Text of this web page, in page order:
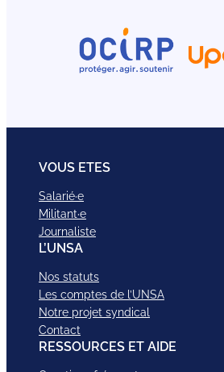
VOUS ETES
Salarié·e
Militant·e
Journaliste
L’UNSA
Nos statuts
Les comptes de l’UNSA
Notre projet syndical
Contact
RESSOURCES ET AIDE